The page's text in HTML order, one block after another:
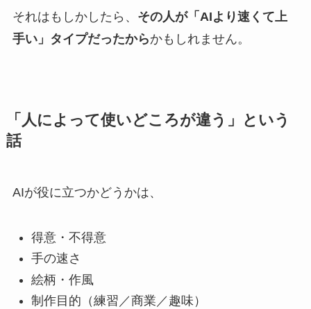
それはもしかしたら、 その人が「AIより速くて上
手い」タイプだったからかもしれません。
「人によって使いどころが違う」という
話
AIが役に立つかどうかは、
得意・不得意
手の速さ
絵柄・作風
制作目的（練習／商業／趣味）